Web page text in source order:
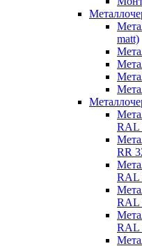
matt)
RAL
RR
RAL
RAL
RAL